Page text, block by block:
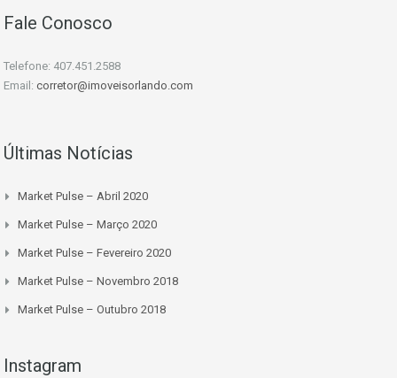
Fale Conosco
Telefone: 407.451.2588
Email: corretor@imoveisorlando.com
Últimas Notícias
Market Pulse – Abril 2020
Market Pulse – Março 2020
Market Pulse – Fevereiro 2020
Market Pulse – Novembro 2018
Market Pulse – Outubro 2018
Instagram